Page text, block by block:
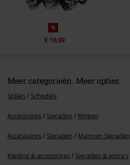
%
€ 16,99
Meer categorieën. Meer opties.
Stijlen Schedels
Accessoires Sieraden Ringen
Accessoires Sieraden Mannen Sieraden
Kleding & accessoires Sieraden & extra's